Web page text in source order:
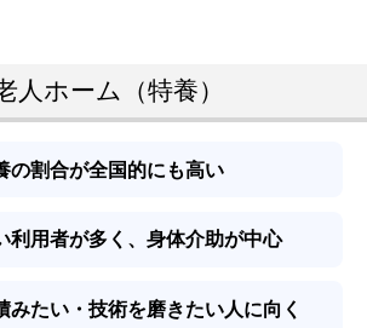
人ホーム（特養）
の割合が全国的にも高い
利用者が多く、身体介助が中心
みたい・技術を磨きたい人に向く